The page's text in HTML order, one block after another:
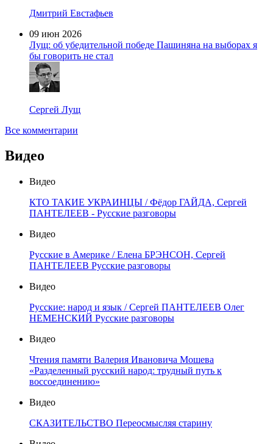
Дмитрий Евстафьев
09 июн 2026
Лущ: об убедительной победе Пашиняна на выборах я
бы говорить не стал
Сергей Лущ
Все комментарии
Видео
Видео
КТО ТАКИЕ УКРАИНЦЫ / Фёдор ГАЙДА, Сергей
ПАНТЕЛЕЕВ - Русские разговоры
Видео
Русские в Америке / Елена БРЭНСОН, Сергей
ПАНТЕЛЕЕВ Русские разговоры
Видео
Русские: народ и язык / Сергей ПАНТЕЛЕЕВ Олег
НЕМЕНСКИЙ Русские разговоры
Видео
Чтения памяти Валерия Ивановича Мошева
«Разделенный русский народ: трудный путь к
воссоединению»
Видео
СКАЗИТЕЛЬСТВО Переосмысляя старину